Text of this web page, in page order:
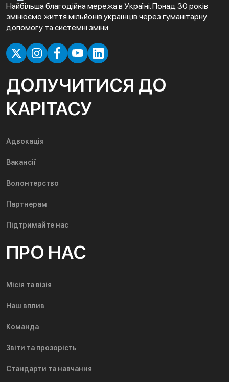
Найбільша благодійна мережа в Україні. Понад 30 років
змінюємо життя мільйонів українців через гуманітарну
допомогу та системні зміни.
ДОЛУЧИТИСЯ ДО
КАРІТАСУ
Адвокація
Вакансії
Волонтерство
Партнерам
Підтримайте нас
ПРО НАС
Місія та візія
Наш вплив
Команда
Звіти та прозорість
Стандарти та навчання